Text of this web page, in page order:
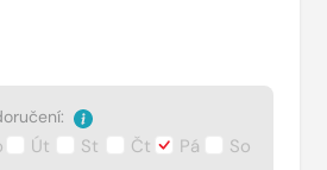
Út St Čt Pá So